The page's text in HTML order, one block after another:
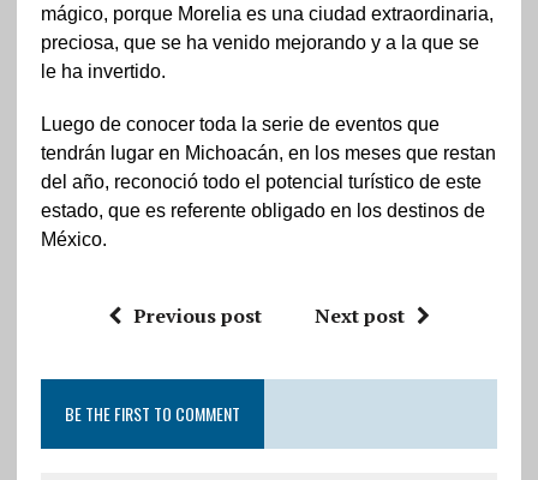
mágico, porque Morelia es una ciudad extraordinaria,
preciosa, que se ha venido mejorando y a la que se
le ha invertido.
Luego de conocer toda la serie de eventos que
tendrán lugar en Michoacán, en los meses que restan
del año, reconoció todo el potencial turístico de este
estado, que es referente obligado en los destinos de
México.
Previous post Next post
BE THE FIRST TO COMMENT